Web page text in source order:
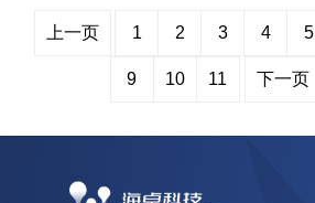
理委员会和自然资源部中国地质调查局等
上一页 1 2 3 4 5
9 10 11 下一页